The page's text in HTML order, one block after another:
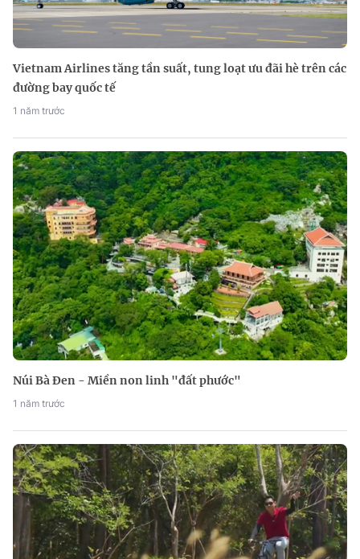
Vietnam Airlines tăng tần suất, tung loạt ưu đãi hè trên các
đường bay quốc tế
1 năm trước
Núi Bà Đen - Miền non linh "đất phước"
1 năm trước